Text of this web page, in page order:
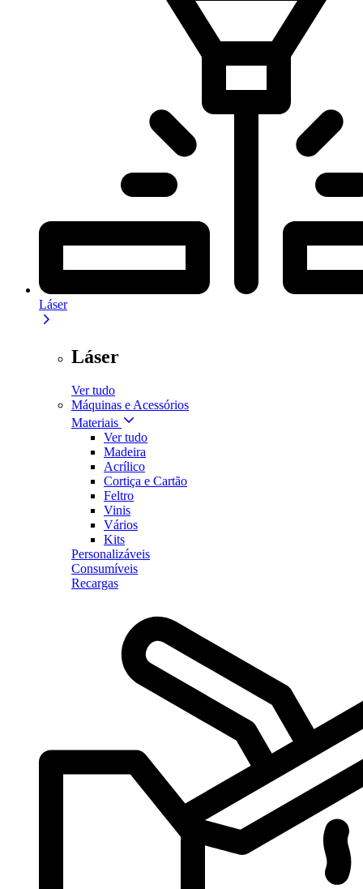
Láser
Láser
Ver tudo
Máquinas e Acessórios
Materiais
Ver tudo
Madeira
Acrílico
Cortiça e Cartão
Feltro
Vinis
Vários
Kits
Personalizáveis
Consumíveis
Recargas